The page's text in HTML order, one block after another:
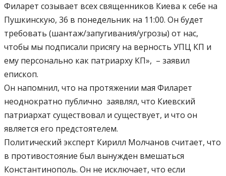
Филарет созывает всех священников Киева к себе на
Пушкинскую, 36 в понедельник на 11:00. Он будет
требовать (шантаж/запугивания/угрозы) от нас,
чтобы мы подписали присягу на верность УПЦ КП и
ему персонально как патриарху КП», – заявил
епископ.
Он напомнил, что на протяжении мая Филарет
неоднократно публично заявлял, что Киевский
патриархат существовал и существует, и что он
является его предстоятелем.
Политический эксперт Кирилл Молчанов считает, что
в противостояние был вынужден вмешаться
Константинополь. Он не исключает, что если